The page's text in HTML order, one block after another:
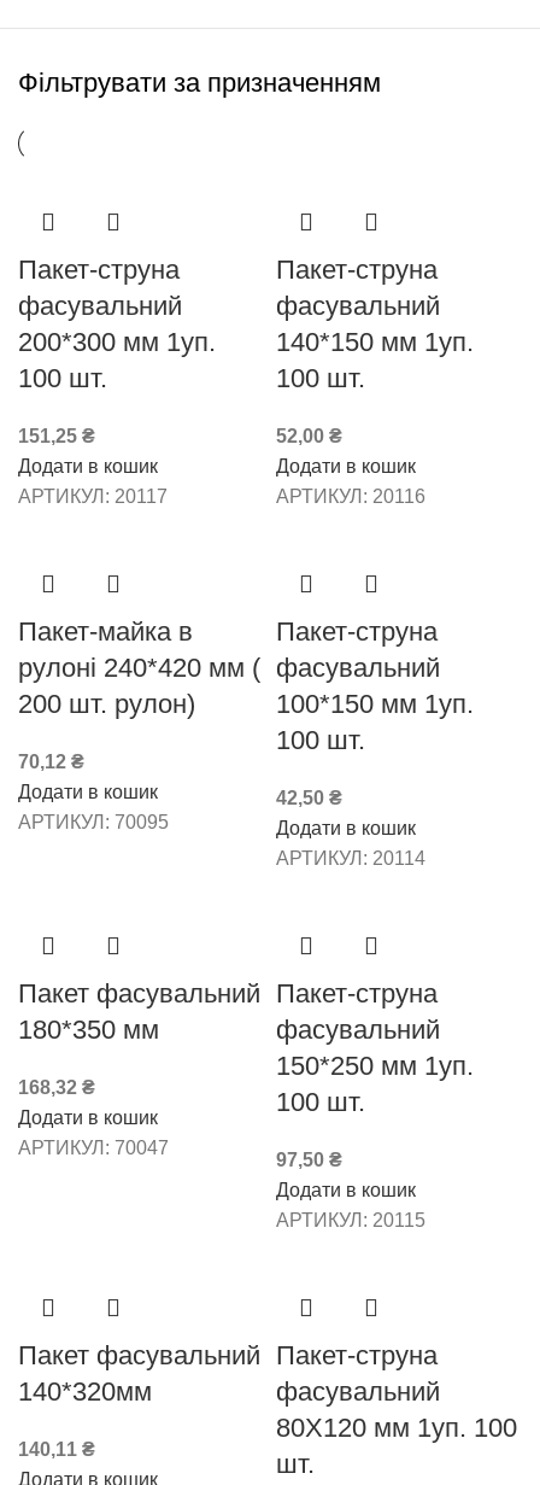
Фільтрувати за призначенням
Пакет-струна
фасувальний
200*300 мм 1уп.
100 шт.
151,25 ₴
Додати в кошик
АРТИКУЛ: 20117
Пакет-струна
фасувальний
140*150 мм 1уп.
100 шт.
52,00 ₴
Додати в кошик
АРТИКУЛ: 20116
Пакет-майка в
рулоні 240*420 мм (
200 шт. рулон)
70,12 ₴
Додати в кошик
АРТИКУЛ: 70095
Пакет-струна
фасувальний
100*150 мм 1уп.
100 шт.
42,50 ₴
Додати в кошик
АРТИКУЛ: 20114
Пакет фасувальний
180*350 мм
168,32 ₴
Додати в кошик
АРТИКУЛ: 70047
Пакет-струна
фасувальний
150*250 мм 1уп.
100 шт.
97,50 ₴
Додати в кошик
АРТИКУЛ: 20115
Пакет фасувальний
140*320мм
140,11 ₴
Додати в кошик
Пакет-струна
фасувальний
80Х120 мм 1уп. 100
шт.